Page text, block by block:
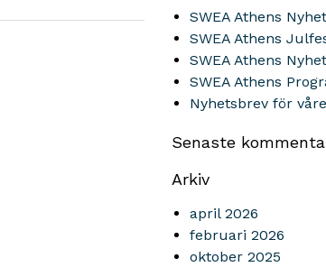
SWEA Athens
SWEA Athens
SWEA Athens
SWEA Athens
Nyhetsbrev för
Senaste
Arkiv
april 2026
februari 2026
oktober 2025